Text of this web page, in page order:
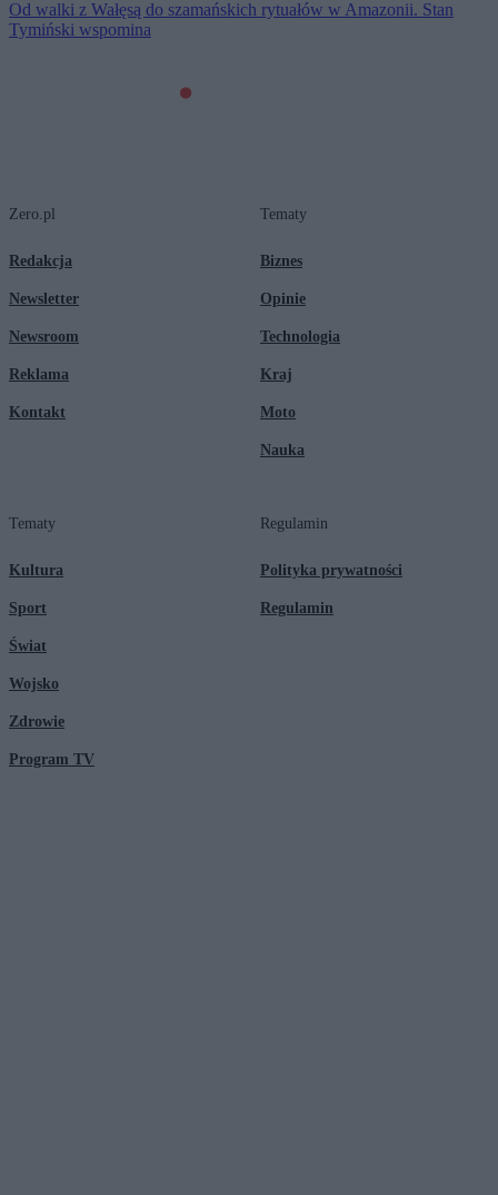
Od walki z Wałęsą do szamańskich rytuałów w Amazonii. Stan
Tymiński wspomina
Zero.pl
Redakcja
Newsletter
Newsroom
Reklama
Kontakt
Tematy
Biznes
Opinie
Technologia
Kraj
Moto
Nauka
Tematy
Kultura
Sport
Świat
Wojsko
Zdrowie
Program TV
Regulamin
Polityka prywatności
Regulamin